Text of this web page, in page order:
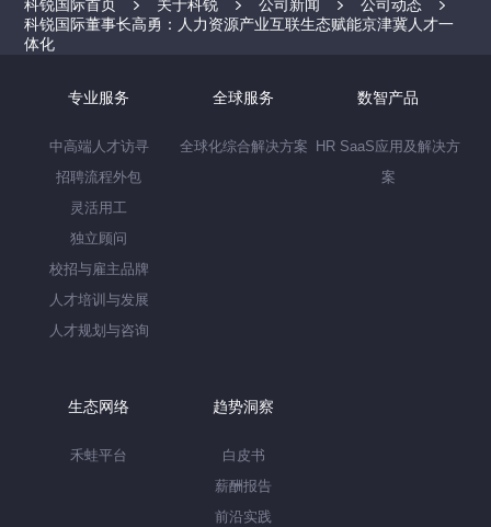
科锐国际首页 关于科锐 公司新闻
公司动态
科锐国际董事长高勇：人力资源产业互联生态赋能京津冀人才一
体化
专业服务
中高端人才访寻
招聘流程外包
灵活用工
独立顾问
校招与雇主品牌
人才培训与发展
人才规划与咨询
全球服务
全球化综合解决方案
数智产品
HR SaaS应用及解决方
案
生态网络
禾蛙平台
趋势洞察
白皮书
薪酬报告
前沿实践